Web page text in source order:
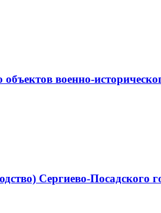
объектов военно-
Сергиево-Посадского